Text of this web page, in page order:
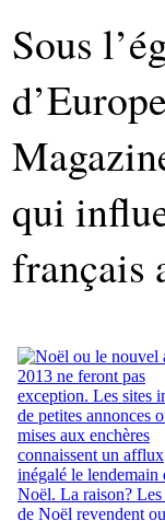
Sous
qui
français